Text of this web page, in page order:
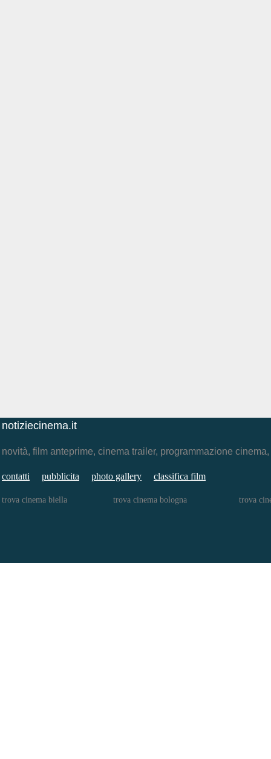
notiziecinema.it
novità, film anteprime, cinema trailer, programmazione
contatti pubblicita photo gallery classifica film
trova cinema biella trova cinema bologna trova